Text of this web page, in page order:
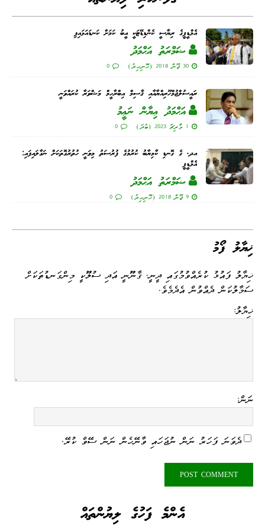
އެމްޑީޕީގެ ރިޔާސީ ކެންޑިޑޭޓަކީ އީބު ކަމަށް ކަނޑައަޅައިފި
ޟަމްރަތު އަޙްމަދު
30 ޖޫން 2018 (ހޮނިހިރު) 0
ރައީސުލްޖުމްހޫރިއްޔާއާއި ޤާސިމް އިބްރާހީމް މަޝްވަރާ ކުރައްވަނީ
އަޙްމަދު ޢިޔާން ނަޢީމު
1 މާރިޗު 2023 (ބުދަ) 0
އދ. ގެ ގޮނޑި ކާމިޔާބު ކުރުމުގެ ފުރުސަތު މިވަނީ ހުތުރުގޮތަކަށް ނަގާލައިފައި:
އެމްޑީޕީ
ޟަމްރަތު އަޙްމަދު
9 ޖޫން 2018 (ހޮނިހިރު) 0
ޚިޔާލު ފޯމު
ޚިޔާލު ފައުޅު ކުރެއްވުމުގައި ދީނީ، ޤާނޫނީ އަދި ސުލޫކީ މިންގަނޑުތަކަށް
ސަމާލުކަން ދެއްވުން އެދެމެވެ.
ޚިޔާލު:
ނަން:
ދެވަނަ ފަހަރު ނަން ނުޖަހައި ވާނޭހެން ނަން ސޭވް ކުރޭ.
އެންމެ ފަހުގެ ލިޔުންތައް